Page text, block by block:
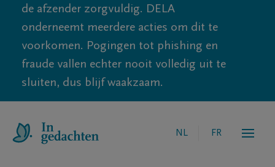
de afzender zorgvuldig. DELA
onderneemt meerdere acties om dit te
voorkomen. Pogingen tot phishing en
fraude vallen echter nooit volledig uit te
sluiten, dus blijf waakzaam.
NL FR